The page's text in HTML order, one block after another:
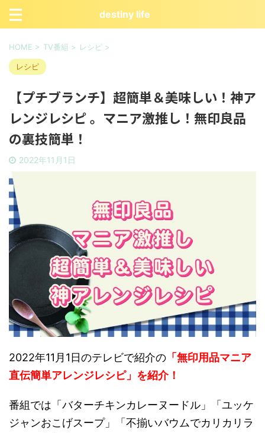
destiny life
HOME > TV番組 > レシピ >
レシピ
【プチブランチ】超簡単＆美味しい！神ア
レンジレシピ 。マニア激推し！無印良品
の裏技簡単！
2022年11月1日
2022年11月1日のテレビで紹介の 「無印用品マニア
直伝簡単アレンジレシピ」を紹介！
番組では「バターチキンカレーヌードル」「ユッケ
ジャンおこげスープ」「不揃いバウムでカリカリラ